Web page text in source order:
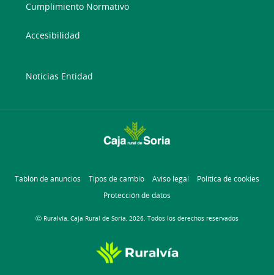
Cumplimiento Normativo
Accesibilidad
Noticias Entidad
Tablón de anuncios Tipos de cambio Aviso legal
Política de cookies
Protección de datos
Ⓒ Ruralvía, Caja Rural de Soria, 2026. Todos los derechos reservados